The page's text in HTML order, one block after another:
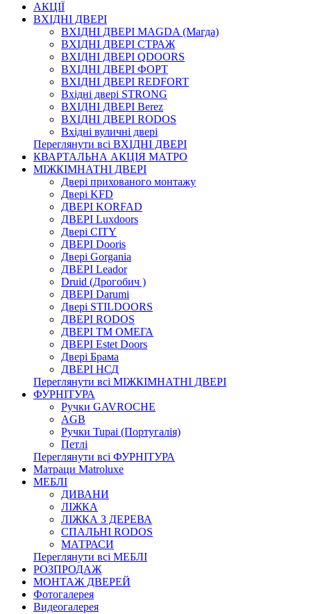
АКЦІЇ
ВХІДНІ ДВЕРІ
ВХІДНІ ДВЕРІ МAGDA (Магда)
ВХІДНІ ДВЕРІ СТРАЖ
ВХІДНІ ДВЕРІ QDOORS
ВХІДНІ ДВЕРІ ФОРТ
ВХІДНІ ДВЕРІ REDFORT
Вхідні двері STRONG
ВХІДНІ ДВЕРІ Berez
ВХІДНІ ДВЕРІ RODOS
Вхідні вуличні двері
Переглянути всі ВХІДНІ ДВЕРІ
КВАРТАЛЬНА АКЦІЯ МАТРО
МІЖКІМНАТНІ ДВЕРІ
Двері прихованого монтажу
Двері KFD
ДВЕРІ KORFAD
ДВЕРІ Luxdoors
Двері CITY
ДВЕРІ Dooris
Двері Gorgania
ДВЕРІ Leador
Druid (Дрогобич )
ДВЕРІ Darumi
Двері STILDOORS
ДВЕРІ RODOS
ДВЕРІ ТМ ОМЕГА
ДВЕРІ Estet Doors
Двері Брама
ДВЕРІ НСД
Переглянути всі МІЖКІМНАТНІ ДВЕРІ
ФУРНІТУРА
Ручки GAVROCHE
AGB
Ручки Tupai (Португалія)
Петлі
Переглянути всі ФУРНІТУРА
Матраци Matroluxe
МЕБЛІ
ДИВАНИ
ЛІЖКА
ЛІЖКА З ДЕРЕВА
СПАЛЬНІ RODOS
МАТРАСИ
Переглянути всі МЕБЛІ
РОЗПРОДАЖ
МОНТАЖ ДВЕРЕЙ
Фотогалерея
Видеогалерея